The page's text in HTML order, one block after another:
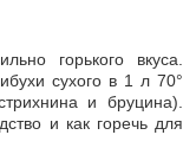
горького вкуса.
сухого в 1 л 70°
и бруцина).
и как горечь для